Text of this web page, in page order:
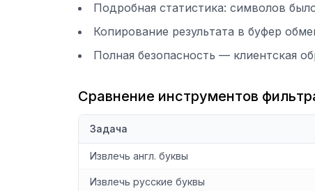
Подробная статистика: символов
Копирование результата в буфер
Полная безопасность — клиентская
Сравнение инструментов
Задача
Извлечь англ. буквы
Извлечь русские буквы